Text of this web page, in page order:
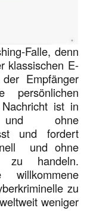
Falle, denn
klassischen E-
Empfänger
persönlichen
ist in
ohne
und fordert
und ohne
zu handeln.
zu
weniger